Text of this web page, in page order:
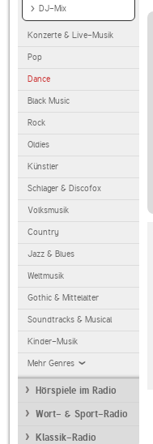
DJ-Mix
Konzerte & Live-Musik
Pop
Dance
Black Music
Rock
Oldies
Künstler
Schlager & Discofox
Volksmusik
Country
Jazz & Blues
Weltmusik
Gothic & Mittelalter
Soundtracks & Musical
Kinder-Musik
Mehr Genres
Hörspiele im Radio
Wort- & Sport-Radio
Klassik-Radio